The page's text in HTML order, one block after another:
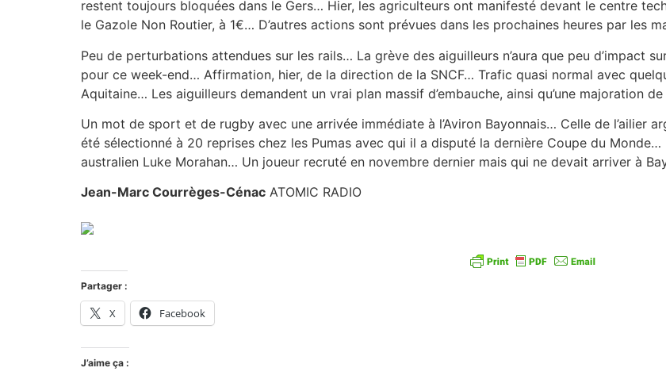
restent toujours bloquées dans le Gers… Hier, les agriculteurs ont manifesté devant le centre
le Gazole Non Routier, à 1€… D’autres actions sont prévues dans les prochaines heures par les
Peu de perturbations attendues sur les rails… La grève des aiguilleurs n’aura que peu d’impact
pour ce week-end… Affirmation, hier, de la direction de la SNCF… Trafic quasi normal avec
Aquitaine… Les aiguilleurs demandent un vrai plan massif d’embauche, ainsi qu’une majoration
Un mot de sport et de rugby avec une arrivée immédiate à l’Aviron Bayonnais… Celle de l’ailier
été sélectionné à 20 reprises chez les Pumas avec qui il a disputé la dernière Coupe du
australien Luke Morahan… Un joueur recruté en novembre dernier mais qui ne devait arriver à
Jean-Marc Courrèges-Cénac ATOMIC RADIO
Partager :
X Facebook
J’aime ça :